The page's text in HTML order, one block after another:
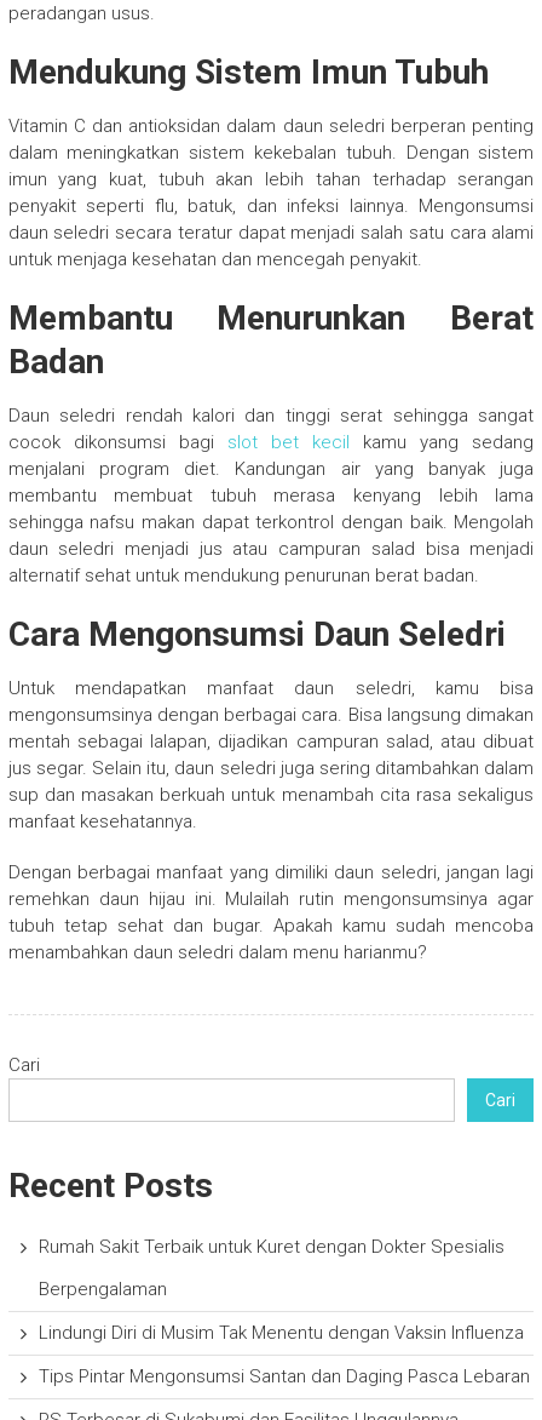
peradangan usus.
Mendukung Sistem Imun Tubuh
Vitamin C dan antioksidan dalam daun seledri berperan penting
dalam meningkatkan sistem kekebalan tubuh. Dengan sistem
imun yang kuat, tubuh akan lebih tahan terhadap serangan
penyakit seperti flu, batuk, dan infeksi lainnya. Mengonsumsi
daun seledri secara teratur dapat menjadi salah satu cara alami
untuk menjaga kesehatan dan mencegah penyakit.
Membantu Menurunkan Berat
Badan
Daun seledri rendah kalori dan tinggi serat sehingga sangat
cocok dikonsumsi bagi slot bet kecil kamu yang sedang
menjalani program diet. Kandungan air yang banyak juga
membantu membuat tubuh merasa kenyang lebih lama
sehingga nafsu makan dapat terkontrol dengan baik. Mengolah
daun seledri menjadi jus atau campuran salad bisa menjadi
alternatif sehat untuk mendukung penurunan berat badan.
Cara Mengonsumsi Daun Seledri
Untuk mendapatkan manfaat daun seledri, kamu bisa
mengonsumsinya dengan berbagai cara. Bisa langsung dimakan
mentah sebagai lalapan, dijadikan campuran salad, atau dibuat
jus segar. Selain itu, daun seledri juga sering ditambahkan dalam
sup dan masakan berkuah untuk menambah cita rasa sekaligus
manfaat kesehatannya.
Dengan berbagai manfaat yang dimiliki daun seledri, jangan lagi
remehkan daun hijau ini. Mulailah rutin mengonsumsinya agar
tubuh tetap sehat dan bugar. Apakah kamu sudah mencoba
menambahkan daun seledri dalam menu harianmu?
Cari
Cari
Recent Posts
Rumah Sakit Terbaik untuk Kuret dengan Dokter Spesialis
Berpengalaman
Lindungi Diri di Musim Tak Menentu dengan Vaksin Influenza
Tips Pintar Mengonsumsi Santan dan Daging Pasca Lebaran